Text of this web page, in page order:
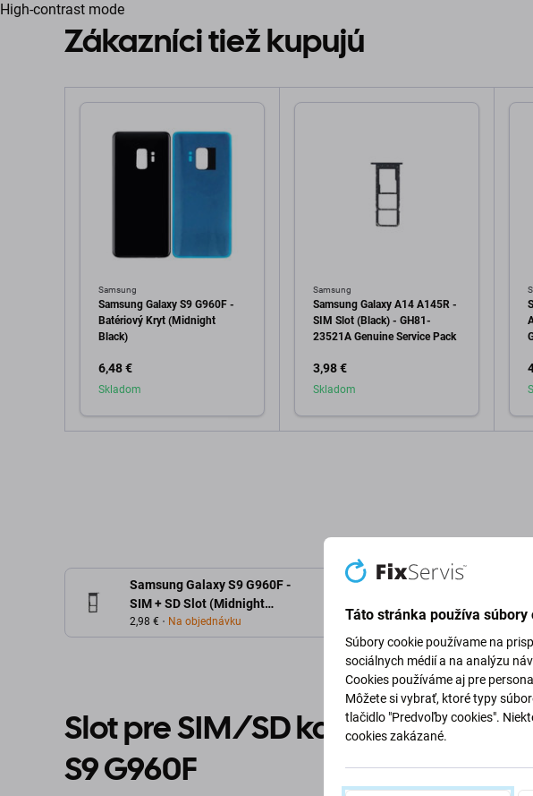
High-contrast mode
Zákazníci tiež kupujú
Samsung
Samsung Galaxy S9 G960F -
Batériový Kryt (Midnight
Black)
6,48 €
Skladom
Samsung
Samsung Galaxy A14 A145R -
SIM Slot (Black) - GH81-
23521A Genuine Service Pack
3,98 €
Skladom
Samsung Galaxy S9 G960F -
SIM + SD Slot (Midnight
Black)
2,98 € Na objednávku
Slot pre SIM/SD kartu pre
S9 G960F
Táto stránka používa súbory
Súbory cookie používame na
sociálnych médií a na analýzu
Cookies používáme aj pre
Môžete si vybrať, ktoré typy
tlačidlo "Predvoľby cookies".
cookies zakázané.